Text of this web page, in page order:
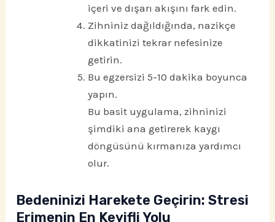
içeri ve dışarı akışını fark edin.
Zihniniz dağıldığında, nazikçe
dikkatinizi tekrar nefesinize
getirin.
Bu egzersizi 5-10 dakika boyunca
yapın.
Bu basit uygulama, zihninizi
şimdiki ana getirerek kaygı
döngüsünü kırmanıza yardımcı
olur.
Bedeninizi Harekete Geçirin: Stresi
Erimenin En Keyifli Yolu